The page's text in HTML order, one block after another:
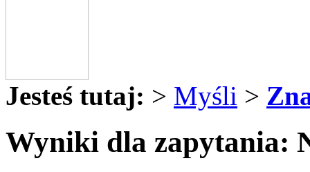
Jesteś tutaj: > Myśli >
Wyniki dla zapytania: